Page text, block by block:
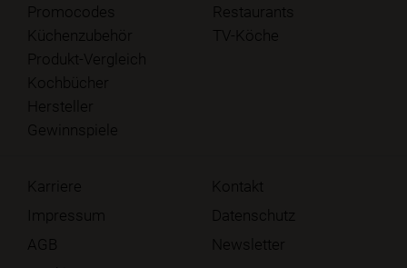
Promocodes
Küchenzubehör
Produkt-Vergleich
Kochbücher
Hersteller
Gewinnspiele
Restaurants
TV-Köche
Karriere
Kontakt
Impressum
Datenschutz
AGB
Newsletter